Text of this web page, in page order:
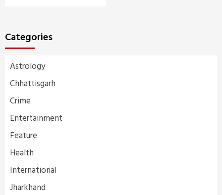
Categories
Astrology
Chhattisgarh
Crime
Entertainment
Feature
Health
International
Jharkhand